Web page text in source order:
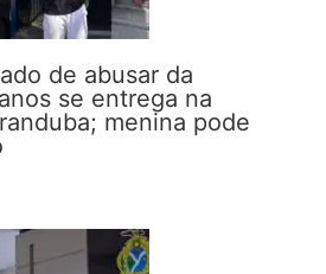
de abusar da
se entrega na
menina pode